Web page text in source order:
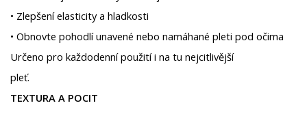
• Zlepšení elasticity a hladkosti
• Obnovte pohodlí unavené nebo namáhané pleti pod očima
Určeno pro každodenní použití i na tu nejcitlivější
pleť.
TEXTURA A POCIT